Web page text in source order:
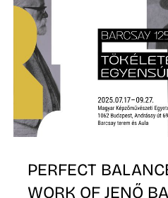
PERFECT
WORK OF JENŐ